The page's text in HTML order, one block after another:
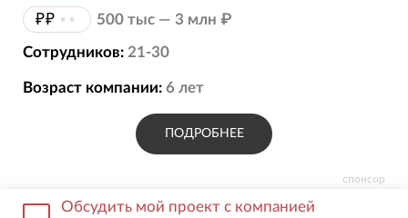
спонсор
₽₽ •• 500 тыс — 3 млн ₽
Сотрудников: 21-30
Возраст компании: 6 лет
ПОДРОБНЕЕ
Обсудить мой проект с компанией